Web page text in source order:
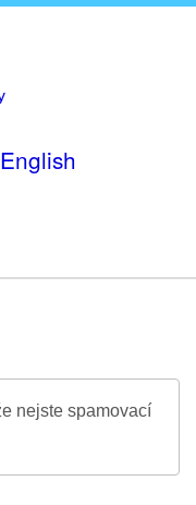
English
nejste spamovací